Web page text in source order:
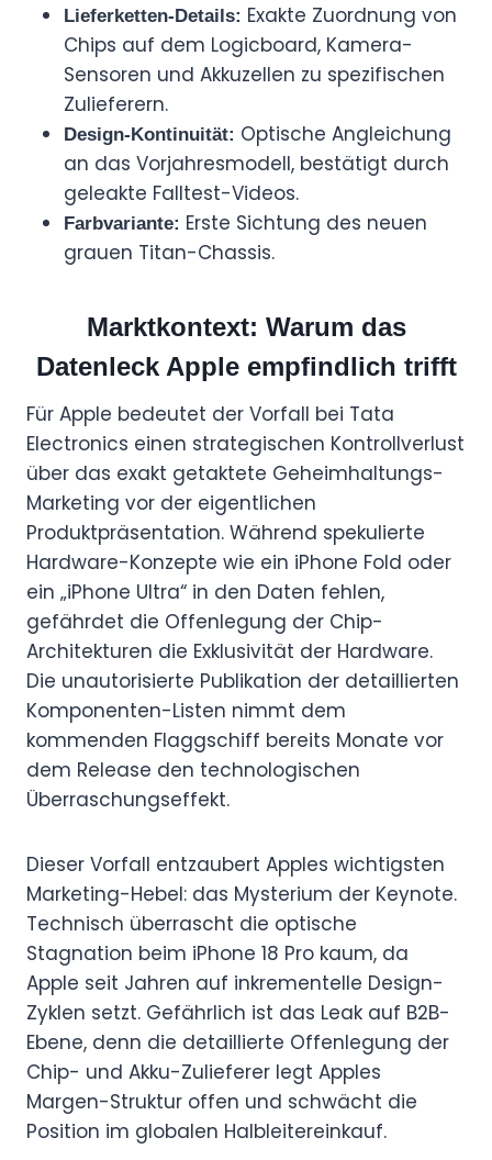
Lieferketten-Details: Exakte Zuordnung von
Chips auf dem Logicboard, Kamera-
Sensoren und Akkuzellen zu spezifischen
Zulieferern.
Design-Kontinuität: Optische Angleichung
an das Vorjahresmodell, bestätigt durch
geleakte Falltest-Videos.
Farbvariante: Erste Sichtung des neuen
grauen Titan-Chassis.
Marktkontext: Warum das
Datenleck Apple empfindlich trifft
Für Apple bedeutet der Vorfall bei Tata
Electronics einen strategischen Kontrollverlust
über das exakt getaktete Geheimhaltungs-
Marketing vor der eigentlichen
Produktpräsentation. Während spekulierte
Hardware-Konzepte wie ein iPhone Fold oder
ein „iPhone Ultra“ in den Daten fehlen,
gefährdet die Offenlegung der Chip-
Architekturen die Exklusivität der Hardware.
Die unautorisierte Publikation der detaillierten
Komponenten-Listen nimmt dem
kommenden Flaggschiff bereits Monate vor
dem Release den technologischen
Überraschungseffekt.
Dieser Vorfall entzaubert Apples wichtigsten
Marketing-Hebel: das Mysterium der Keynote.
Technisch überrascht die optische
Stagnation beim iPhone 18 Pro kaum, da
Apple seit Jahren auf inkrementelle Design-
Zyklen setzt. Gefährlich ist das Leak auf B2B-
Ebene, denn die detaillierte Offenlegung der
Chip- und Akku-Zulieferer legt Apples
Margen-Struktur offen und schwächt die
Position im globalen Halbleitereinkauf.